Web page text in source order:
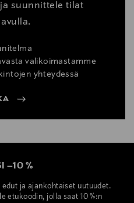
suunnittele tilat
valikoimastamme
yhteydessä
–10 %
ja ajankohtaiset uutuudet.
etukoodin, jolla saat 10 %:n